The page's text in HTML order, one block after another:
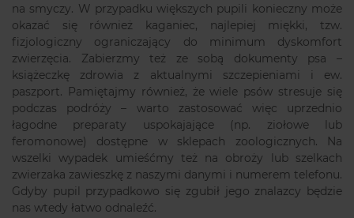
na smyczy. W przypadku większych pupili konieczny może
okazać się również kaganiec, najlepiej miękki, tzw.
fizjologiczny ograniczający do minimum dyskomfort
zwierzęcia. Zabierzmy też ze sobą dokumenty psa –
książeczkę zdrowia z aktualnymi szczepieniami i ew.
paszport. Pamiętajmy również, że wiele psów stresuje się
podczas podróży – warto zastosować więc uprzednio
łagodne preparaty uspokajające (np. ziołowe lub
feromonowe) dostępne w sklepach zoologicznych. Na
wszelki wypadek umieśćmy też na obroży lub szelkach
zwierzaka zawieszkę z naszymi danymi i numerem telefonu.
Gdyby pupil przypadkowo się zgubił jego znalazcy będzie
nas wtedy łatwo odnaleźć.